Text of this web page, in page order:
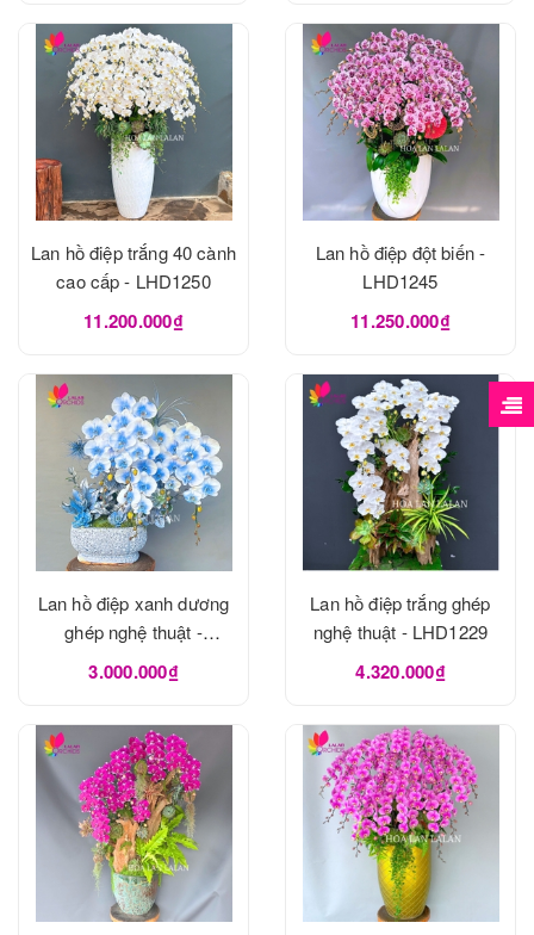
Lan hồ điệp trắng 40 cành
cao cấp - LHD1250
11.200.000₫
Lan hồ điệp đột biến -
LHD1245
11.250.000₫
Lan hồ điệp xanh dương
ghép nghệ thuật -
LHD1240
3.000.000₫
Lan hồ điệp trắng ghép
nghệ thuật - LHD1229
4.320.000₫